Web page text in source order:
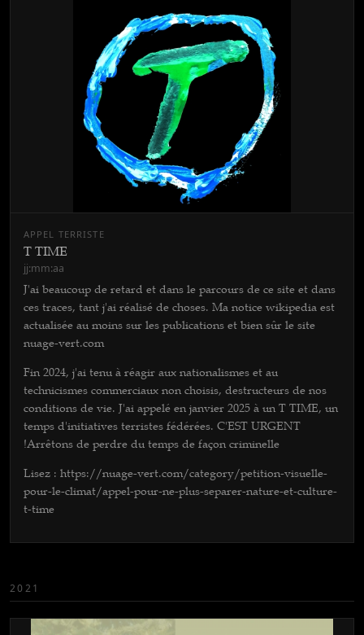
APPEL TERRISTE
T TIME
jj:mm:aa
J'ai beaucoup de retard et dans le parcours de ce site et dans
ces traces, tant j'ai réalisé de choses. Ma notice wikipedia est
actualisée au moins sur les publications et bien sûr le site
nuage-vert.com
Fin 2024, j'ai tenu à réagir aux nationalismes et au
technicismes commerciaux non choisis, destructeurs de nos
conditions de vie. J'ai appelé en janvier 2025 à un T TIME, un
temps d'initiatives terristes fédérées. C'EST URGENT
!Arrêtons de perdre du temps de façon criminelle
Lisez : https://nuage-vert.com/category/petition-visuelle-
pour-le-climat/appel-pour-ne-plus-separer-nature-et-culture-
t-time
2021